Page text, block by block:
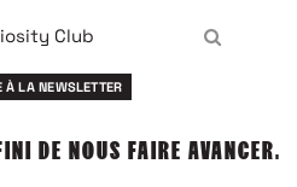
À LA NEWSLETTER
DE NOUS FAIRE AVANCER.